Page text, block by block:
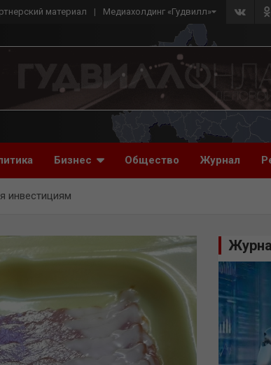
материал Медиахолдинг «Гудвилл»
Бизнес Общество Журнал
инвестициям